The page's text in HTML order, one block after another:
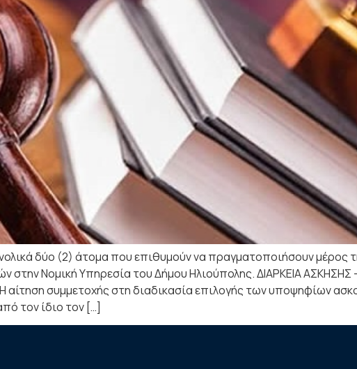
δύο (2) άτομα που επιθυμούν να πραγματοποιήσουν μέρος
στην Νομική Υπηρεσία του Δήμου Ηλιούπολης. ΔΙΑΡΚΕΙΑ ΑΣΚΗΣΗΣ
συμμετοχής στη διαδικασία επιλογής των υποψηφίων
τον ίδιο τον […]